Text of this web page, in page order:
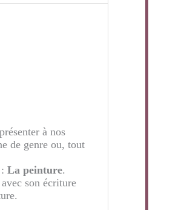
à nos
de genre ou, tout
:La peinture.
son écriture